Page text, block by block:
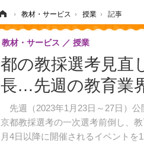
› 教材・サービス › 授業 › 記事
都の教採選考見直
長…先週の教育業
先週（2023年1月23日～27日）
京都教採選考の一次選考前倒し、
月4日以降に開催されるイベントを
教材・サービス 授業